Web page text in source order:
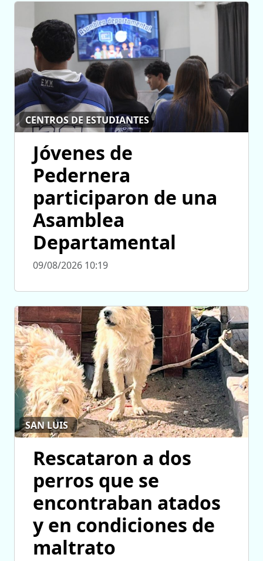
CENTROS DE ESTUDIANTES
Jóvenes de
Pedernera
participaron de una
Asamblea
Departamental
09/08/2026 10:19
SAN LUIS
Rescataron a dos
perros que se
encontraban atados
y en condiciones de
maltrato